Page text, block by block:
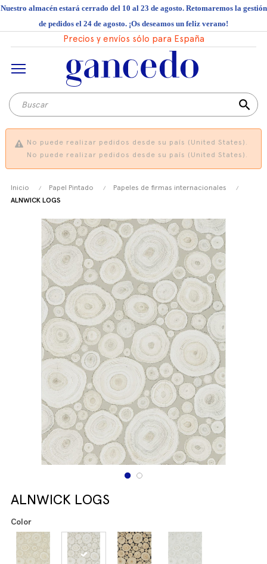
Nuestro almacén estará cerrado del 10 al 23 de agosto. Retomaremos la gestión
de pedidos el 24 de agosto. ¡Os deseamos un feliz verano!
Precios y envíos sólo para España
search
No puede realizar pedidos desde su país (United States).
No puede realizar pedidos desde su país (United States).
Inicio Papel Pintado
Papeles de firmas internacionales
ALNWICK LOGS
ALNWICK LOGS
Color